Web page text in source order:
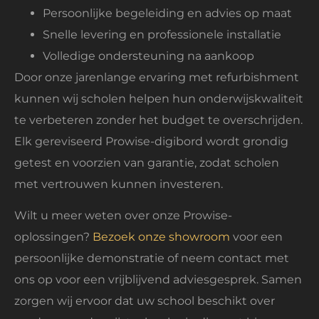
Persoonlijke begeleiding en advies op maat
Snelle levering en professionele installatie
Volledige ondersteuning na aankoop
Door onze jarenlange ervaring met refurbishment
kunnen wij scholen helpen hun onderwijskwaliteit
te verbeteren zonder het budget te overschrijden.
Elk gereviseerd Prowise-digibord wordt grondig
getest en voorzien van garantie, zodat scholen
met vertrouwen kunnen investeren.
Wilt u meer weten over onze Prowise-
oplossingen? Bezoek onze showroom voor een
persoonlijke demonstratie of neem contact met
ons op voor een vrijblijvend adviesgesprek. Samen
zorgen wij ervoor dat uw school beschikt over